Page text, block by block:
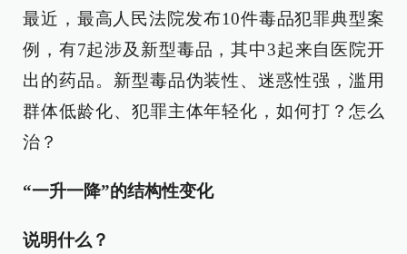
最近，最高人民法院发布10件毒品犯罪典型案
例，有7起涉及新型毒品，其中3起来自医院开
出的药品。新型毒品伪装性、迷惑性强，滥用
群体低龄化、犯罪主体年轻化，如何打？怎么
治？
“一升一降”的结构性变化
说明什么？